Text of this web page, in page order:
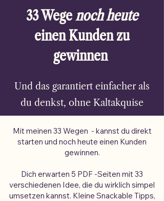
33 Wegenoch heute
einen Kunden zu
gewinnen
Und das garantiert einfacher als
du denkst, ohne Kaltakquise
Mit meinen 33 Wegen - kannst du direkt
starten und noch heute einen Kunden
gewinnen.
Dich erwarten 5 PDF -Seiten mit 33
verschiedenen Idee, die du wirklich simpel
umsetzen kannst. Kleine Snackable Tipps,